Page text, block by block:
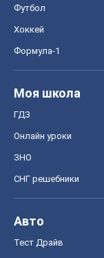
Футбол
Хоккей
Формула-1
Моя школа
ГДЗ
Онлайн уроки
ЗНО
СНГ решебники
Авто
Тест Драйв